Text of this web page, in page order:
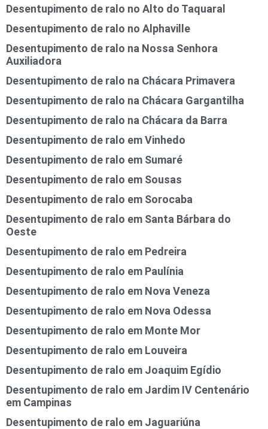
Desentupimento de ralo no Alto do Taquaral
Desentupimento de ralo no Alphaville
Desentupimento de ralo na Nossa Senhora
Auxiliadora
Desentupimento de ralo na Chácara Primavera
Desentupimento de ralo na Chácara Gargantilha
Desentupimento de ralo na Chácara da Barra
Desentupimento de ralo em Vinhedo
Desentupimento de ralo em Sumaré
Desentupimento de ralo em Sousas
Desentupimento de ralo em Sorocaba
Desentupimento de ralo em Santa Bárbara do
Oeste
Desentupimento de ralo em Pedreira
Desentupimento de ralo em Paulínia
Desentupimento de ralo em Nova Veneza
Desentupimento de ralo em Nova Odessa
Desentupimento de ralo em Monte Mor
Desentupimento de ralo em Louveira
Desentupimento de ralo em Joaquim Egídio
Desentupimento de ralo em Jardim IV Centenário
em Campinas
Desentupimento de ralo em Jaguariúna